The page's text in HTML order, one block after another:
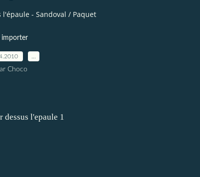
- Sandoval / Paquet
importer
Choco